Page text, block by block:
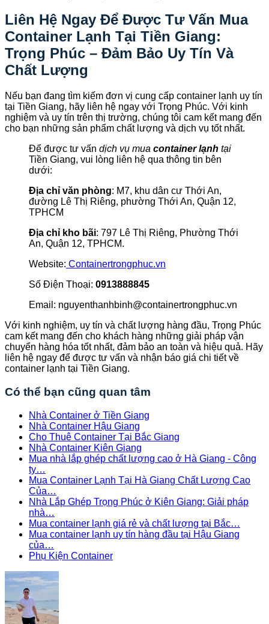
Liên Hệ Ngay Để Được Tư Vấn Mua
Container Lạnh Tại Tiền Giang:
Trọng Phúc – Đảm Bảo Uy Tín Và
Chất Lượng
Nếu bạn đang tìm kiếm đơn vị cung cấp container lạnh uy tín
tại Tiền Giang, hãy liên hệ ngay với Trọng Phúc. Với kinh
nghiệm và uy tín trên thị trường, chúng tôi cam kết mang đến
cho bạn những sản phẩm chất lượng và dịch vụ tốt nhất.
Để được tư vấn dịch vụ mua container lạnh tại
Tiền Giang, vui lòng liên hệ qua thông tin bên
dưới:
Địa chỉ văn phòng: M7, khu dân cư Thới An,
đường Lê Thị Riêng, phường Thới An, Quận 12,
TPHCM
Địa chỉ kho bãi: 797 Lê Thị Riêng, Phường Thới
An, Quận 12, TPHCM.
Website: Containertrongphuc.vn
Số Điện Thoại: 0913888845
Email: nguyenthanhbinh@containertrongphuc.vn
Với kinh nghiệm, uy tín và chất lượng hàng đầu, Trọng Phúc
cam kết mang đến cho khách hàng những giải pháp vận
chuyển hàng hóa tốt nhất, đảm bảo an toàn và hiệu quả. Hãy
liên hệ ngay để được tư vấn và nhận báo giá chi tiết về
container lạnh tại Tiền Giang.
Có thể bạn cũng quan tâm
Nhà Container ở Tiền Giang
Nhà Container Hậu Giang
Cho Thuê Container Tại Bắc Giang
Nhà Container Kiên Giang
Mua nhà lắp ghép chất lượng cao ở Hà Giang - Công
ty…
Mua Container Lạnh Tại Hà Giang Chất Lượng Cao
Của…
Nhà Lắp Ghép Trọng Phúc ở Kiên Giang: Giải pháp
nhà…
Mua container lạnh giá rẻ và chất lượng tại Bắc…
Mua container lạnh uy tín hàng đầu tại Hậu Giang
của…
Phụ Kiện Container